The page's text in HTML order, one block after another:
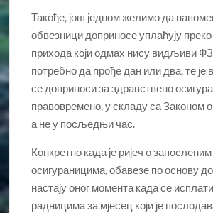
Такође, још једном желимо да
обвезници доприносе уплаћују преко
прихода који одмах нису видљиви
потребно да прође дан или два, те је
се доприноси за здравствено
правовремено, у складу са Законом
а не у посљедњи час.
Конкретно када је ријеч о запосленим
осигураницима, обавезе по основу
настају оног момента када се
радницима за мјесец који је